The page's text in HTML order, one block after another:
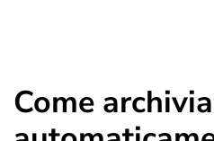
Come